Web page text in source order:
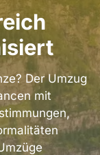
Der Umzug
mit